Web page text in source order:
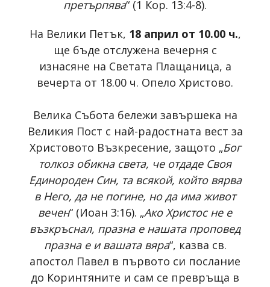
претърпява“ (1 Кор. 13:4-8).
На Велики Петък, 18 април от 10.00 ч.,
ще бъде отслужена вечерня с
изнасяне на Светата Плащаница, а
вечерта от 18.00 ч. Опело Христово.
Велика Събота бележи завършека на
Великия Пост с най-радостната вест за
Христовото Възкресение, защото „Бог
толкоз обикна света, че отдаде Своя
Единороден Син, та всякой, който вярва
в Него, да не погине, но да има живот
вечен“ (Иоан 3:16). „Ако Христос не е
възкръснал, празна е нашата проповед
празна е и вашата вяра“, казва св.
апостол Павел в първото си послание
до Коринтяните и сам се превръща в